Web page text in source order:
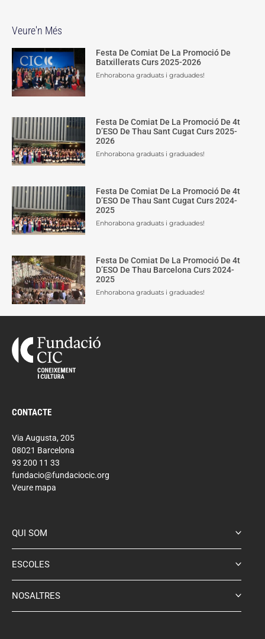
Veure'n Més
Festa De Comiat De La Promoció De
Batxillerats Curs 2025-2026
Enhorabona graduats i graduades!
Festa De Comiat De La Promoció De 4t
D’ESO De Thau Sant Cugat Curs 2025-
2026
Enhorabona graduats i graduades!
Festa De Comiat De La Promoció De 4t
D’ESO De Thau Sant Cugat Curs 2024-
2025
Enhorabona graduats i graduades!
Festa De Comiat De La Promoció De 4t
D’ESO De Thau Barcelona Curs 2024-
2025
Enhorabona graduats i graduades!
CONTACTE
Via Augusta, 205
08021 Barcelona
93 200 11 33
fundacio@fundaciocic.org
Veure mapa
QUI SOM
ESCOLES
NOSALTRES